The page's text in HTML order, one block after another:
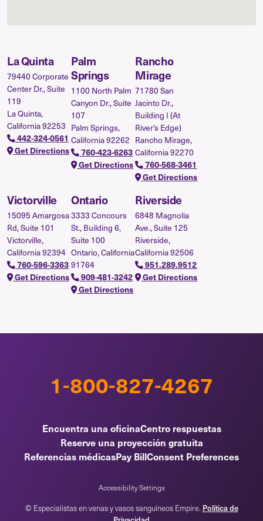
La Quinta
79440 Corporate
Center Dr., Suite
119
La Quinta,
California 92253
442-324-0561
Get Directions
Palm
Springs
1100 North Palm
Canyon Dr., Suite
107
Palm Springs,
California 92262
760-423-6263
Get Directions
Rancho
Mirage
71780 San
Jacinto Dr.,
Building I (At
River’s Edge)
Rancho Mirage,
California 92270
760-568-3461
Get Directions
Victorville
15095 Amargosa
Rd, Suite 101
Victorville,
California 92394
760-596-3363
Get Directions
Ontario
3333 Concours
St., Building 6,
Suite 100
Ontario, California
91764
909-481-3242
Get Directions
Riverside
6848 Magnolia
Ave., Suite 125
Riverside,
California 92506
951.289.9512
Get Directions
1-800-827-4267
Encuentra una oficinaCentro respuestas
Reserve una proyección gratuita
Referencias médicasPay BillConsent Preferences
Accessibility Settings
© Especialistas en venas y vasos sanguíneos Empire. Política de